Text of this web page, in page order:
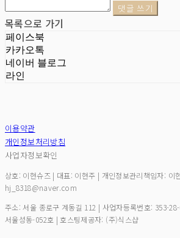
댓글 쓰기
목록으로 가기
페이스북
카카오톡
네이버 블로그
라인
이용약관
개인정보처리방침
사업자정보확인
상호: 이현슈즈 | 대표: 이현주 | 개인정보관리책임자: 이
hj_8318@naver.com
주소: 서울 종로구 계동길 112 | 사업자등록번호: 353-
서울성동-052호 | 호스팅제공자: (주)식스샵